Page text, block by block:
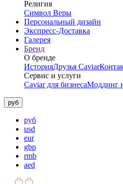
Религия
Символ Веры
Персональный дизайн
Экспресс-Доставка
Галерея
Бренд
О бренде
ИсторияДрузья Caviar
Сервис и услуги
Caviar для бизнесаМоддинг
руб
руб
usd
eur
gbp
rmb
aed